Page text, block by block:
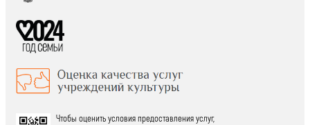
Чтобы оценить условия предоставления услуг,